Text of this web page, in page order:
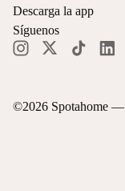
©2026 Spotahome —
Descarga la app
Síguenos